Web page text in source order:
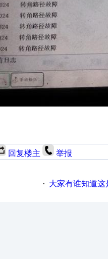
回复楼主 举报
· 大家有谁知道